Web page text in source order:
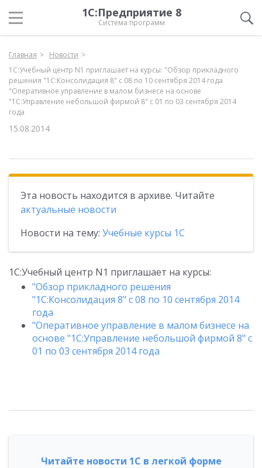
1С:Предприятие 8
Система программ
Главная
Новости
1С:Учебный центр N1 приглашает на курсы: "Обзор прикладного
решения "1С:Консолидация 8" с 08 по 10 сентября 2014 года
"Оперативное управление в малом бизнесе на основе
"1С:Управление небольшой фирмой 8" с 01 по 03 сентября 2014
года
15.08.2014
Эта новость находится в архиве. Читайте
актуальные новости
Новости на тему: Учебные курсы 1С
1С:Учебный центр N1 приглашает на курсы:
"Обзор прикладного решения
"1С:Консолидация 8" с 08 по 10 сентября 2014
года
"Оперативное управление в малом бизнесе на
основе "1С:Управление небольшой фирмой 8" с
01 по 03 сентября 2014 года
Читайте новости 1С в легкой форме